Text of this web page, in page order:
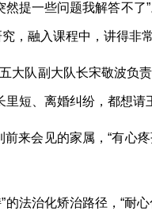
提一些问题我解答不
，融入课程中，讲得非常
大队副大队长宋敬波
短、离婚纠纷，都想请
来会见的家属，“有
法治化矫治路径，“耐